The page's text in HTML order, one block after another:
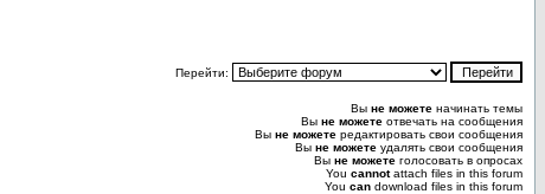
Перейти:
Вы не можете начинать темы
Вы не можете отвечать на сообщения
Вы не можете редактировать свои сообщения
Вы не можете удалять свои сообщения
Вы не можете голосовать в опросах
You cannotattach files in this forum
You can download files in this forum